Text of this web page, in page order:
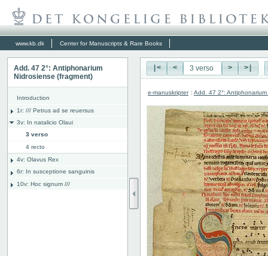
www.kb.dk Center for Manuscripts & Rare Books
Add. 47 2°: Antiphonarium
Nidrosiense (fragment)
Introduction
1r: /// Petrus ad se reuersus
3v: In natalicio Olaui
3 verso
4 recto
4v: Olavus Rex
6r: In susceptione sanguinis
10v: Hoc signum ///
|< < > >|
e-manuskripter : Add. 47 2°: